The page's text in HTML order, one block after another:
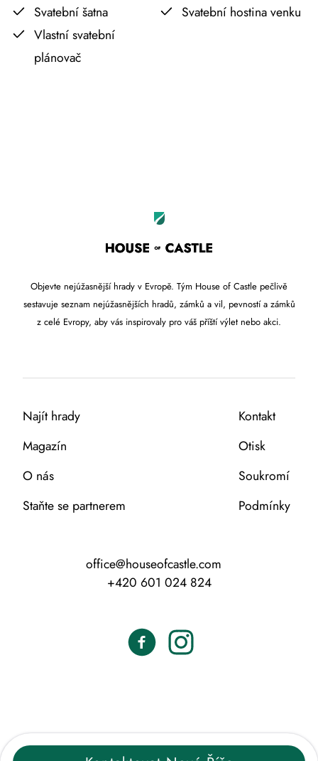
Svatební šatna
Svatební hostina venku
Vlastní svatební
plánovač
Objevte nejúžasnější hrady v Evropě. Tým House of Castle pečlivě
sestavuje seznam nejúžasnějších hradů, zámků a vil, pevností a zámků
z celé Evropy, aby vás inspirovaly pro váš příští výlet nebo akci.
Najít hrady
Magazín
O nás
Staňte se partnerem
Kontakt
Otisk
Soukromí
Podmínky
office@houseofcastle.com
+420 601 024 824